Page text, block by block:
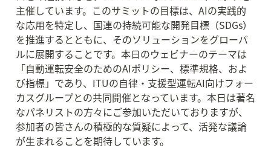
主催しています。このサミットの目標は、AIの実践的
な応用を特定し、国連の持続可能な開発目標（SDGs）
を推進するとともに、そのソリューションをグローバ
ルに展開することです。本日のウェビナーのテーマは
「自動運転安全のためのAIポリシー、標準規格、およ
び指標」であり、ITUの自律・支援型運転AI向けフォー
カスグループとの共同開催となっています。本日は著名
なパネリストの方々にご参加いただいておりますが、
参加者の皆さんの積極的な質疑によって、活発な議論
が生まれることを期待しています。